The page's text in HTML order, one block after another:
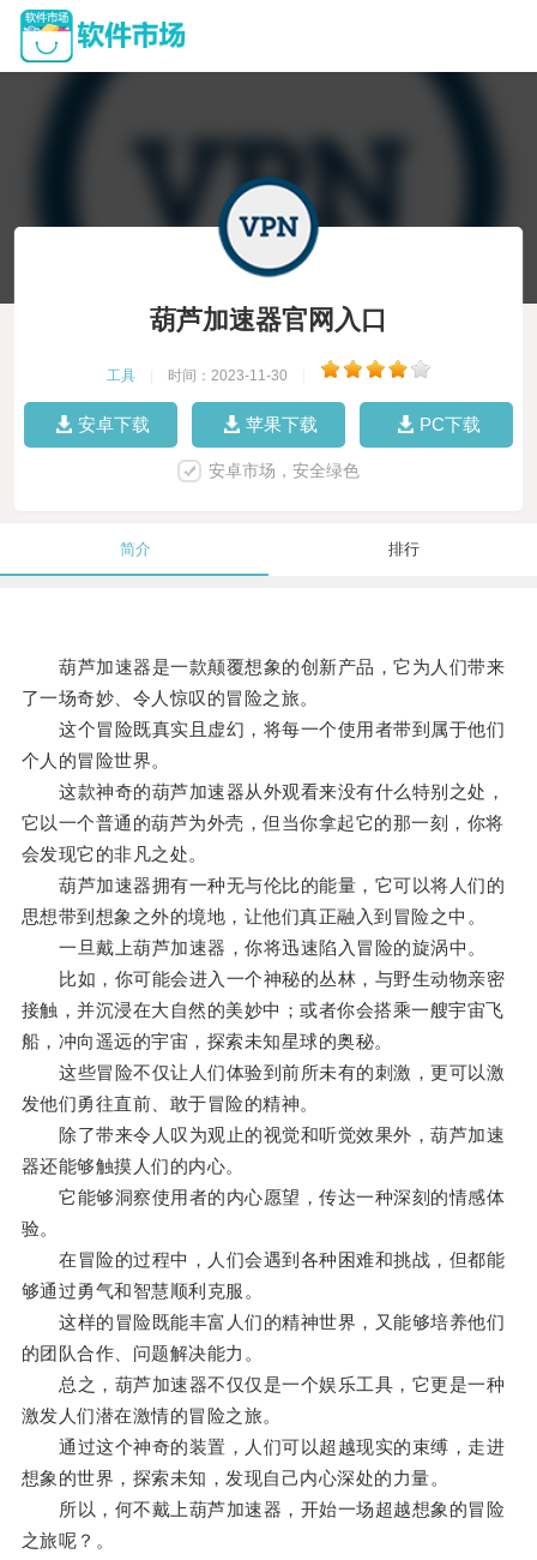
葫芦加速器官网入口
工具 时间：2023-11-30
安卓下载 苹果下载 PC下载
安卓市场，安全绿色
简介 排行
葫芦加速器是一款颠覆想象的创新产品，它为人们带来
了一场奇妙、令人惊叹的冒险之旅。
这个冒险既真实且虚幻，将每一个使用者带到属于他们
个人的冒险世界。
这款神奇的葫芦加速器从外观看来没有什么特别之处，
它以一个普通的葫芦为外壳，但当你拿起它的那一刻，你将
会发现它的非凡之处。
葫芦加速器拥有一种无与伦比的能量，它可以将人们的
思想带到想象之外的境地，让他们真正融入到冒险之中。
一旦戴上葫芦加速器，你将迅速陷入冒险的旋涡中。
比如，你可能会进入一个神秘的丛林，与野生动物亲密
接触，并沉浸在大自然的美妙中；或者你会搭乘一艘宇宙飞
船，冲向遥远的宇宙，探索未知星球的奥秘。
这些冒险不仅让人们体验到前所未有的刺激，更可以激
发他们勇往直前、敢于冒险的精神。
除了带来令人叹为观止的视觉和听觉效果外，葫芦加速
器还能够触摸人们的内心。
它能够洞察使用者的内心愿望，传达一种深刻的情感体
验。
在冒险的过程中，人们会遇到各种困难和挑战，但都能
够通过勇气和智慧顺利克服。
这样的冒险既能丰富人们的精神世界，又能够培养他们
的团队合作、问题解决能力。
总之，葫芦加速器不仅仅是一个娱乐工具，它更是一种
激发人们潜在激情的冒险之旅。
通过这个神奇的装置，人们可以超越现实的束缚，走进
想象的世界，探索未知，发现自己内心深处的力量。
所以，何不戴上葫芦加速器，开始一场超越想象的冒险
之旅呢？。